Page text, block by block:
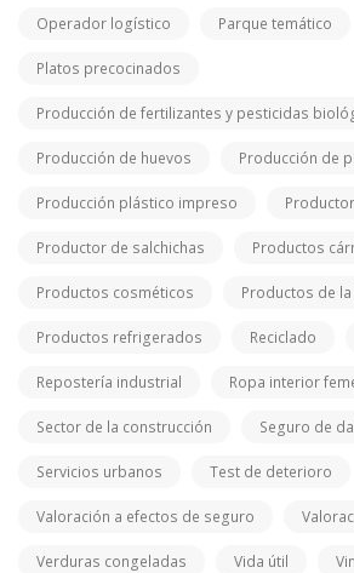
Operador logístico Parque temático
Platos precocinados
Producción de fertilizantes y pesticidas
Producción de huevos Producción de
Producción plástico impreso Productor
Productor de salchichas Productos
Productos cosméticos Productos de
Productos refrigerados Reciclado
Repostería industrial Ropa interior
Sector de la construcción Seguro de
Servicios urbanos Test de deterioro
Valoración a efectos de seguro
Verduras congeladas Vida útil